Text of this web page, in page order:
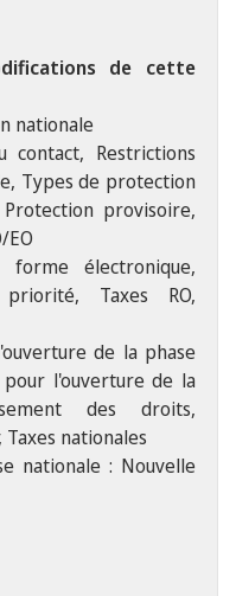
de cette
nationale
contact, Restrictions
Types de protection
provisoire,
électronique,
Taxes RO,
de la phase
pour l'ouverture de la
des droits,
Taxes nationales
nationale : Nouvelle